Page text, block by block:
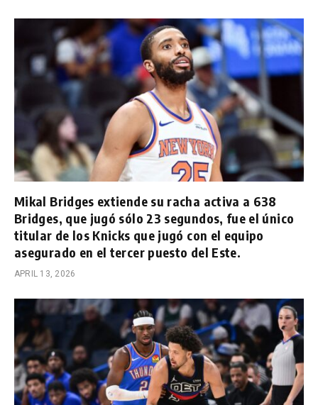
Mikal Bridges extiende su racha activa a 638
Bridges, que jugó sólo 23 segundos, fue el único
titular de los Knicks que jugó con el equipo
asegurado en el tercer puesto del Este.
APRIL 13, 2026